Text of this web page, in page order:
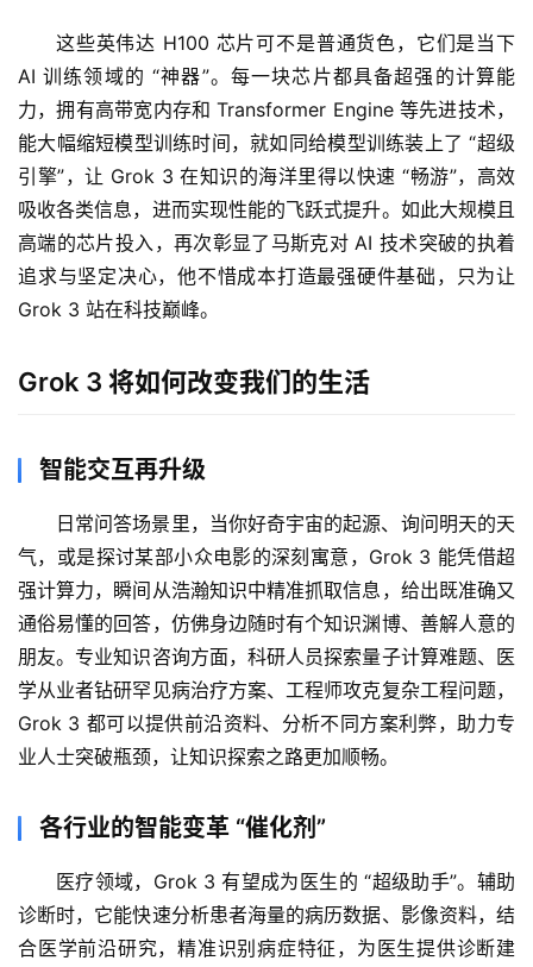
绘
梦
字
形
绘
梦
青
绘
白
梦
A
I
产
品
目
录
行
讯
这些英伟达 H100 芯片可不是普通货色，它们是当下
AI 训练领域的 “神器”。每一块芯片都具备超强的计算能
力，拥有高带宽内存和 Transformer Engine 等先进技术，
能大幅缩短模型训练时间，就如同给模型训练装上了 “超级
引擎”，让 Grok 3 在知识的海洋里得以快速 “畅游”，高效
吸收各类信息，进而实现性能的飞跃式提升。如此大规模且
高端的芯片投入，再次彰显了马斯克对 AI 技术突破的执着
追求与坚定决心，他不惜成本打造最强硬件基础，只为让
Grok 3 站在科技巅峰。
Grok 3 将如何改变我们的生活
智能交互再升级
日常问答场景里，当你好奇宇宙的起源、询问明天的天
气，或是探讨某部小众电影的深刻寓意，Grok 3 能凭借超
强计算力，瞬间从浩瀚知识中精准抓取信息，给出既准确又
通俗易懂的回答，仿佛身边随时有个知识渊博、善解人意的
朋友。专业知识咨询方面，科研人员探索量子计算难题、医
学从业者钻研罕见病治疗方案、工程师攻克复杂工程问题，
Grok 3 都可以提供前沿资料、分析不同方案利弊，助力专
业人士突破瓶颈，让知识探索之路更加顺畅。
各行业的智能变革 “催化剂”
医疗领域，Grok 3 有望成为医生的 “超级助手”。辅助
诊断时，它能快速分析患者海量的病历数据、影像资料，结
合医学前沿研究，精准识别病症特征，为医生提供诊断建